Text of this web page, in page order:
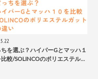
ちを選ぶ？ハイパーGとマッハ１
比較/SOLINCOのポリエステル…